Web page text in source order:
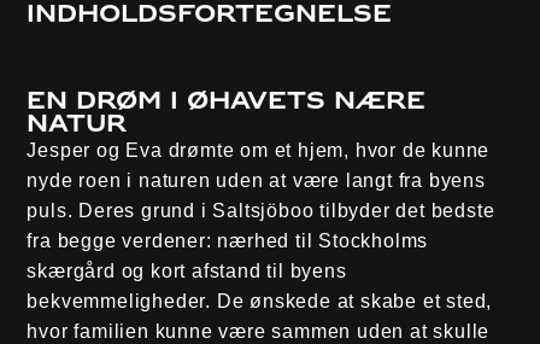
Indholdsfortegnelse
En drøm i øhavets nære
natur
Jesper og Eva drømte om et hjem, hvor de kunne
nyde roen i naturen uden at være langt fra byens
puls. Deres grund i Saltsjöboo tilbyder det bedste
fra begge verdener: nærhed til Stockholms
skærgård og kort afstand til byens
bekvemmeligheder. De ønskede at skabe et sted,
hvor familien kunne være sammen uden at skulle